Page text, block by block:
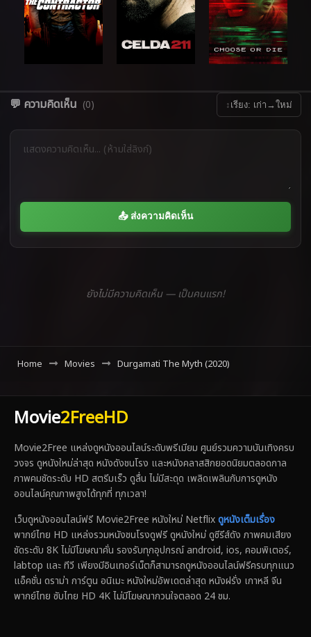
💬 ความคิดเห็น (0) ↕ เรียง: เก่า→ใหม่
📤 ส่งความคิดเห็น
ยังไม่มีความคิดเห็น — เป็นคนแรก!
Home Movies Durgamati The Myth (2020)
Movie2FreeHD
Movie2Free แหล่งดูหนังออนไลน์ระดับพรีเมียม ศูนย์รวมความบันเทิงครบ
วงจร ดูหนังใหม่ล่าสุด หนังดังชนโรง และหนังคลาสสิกยอดนิยมตลอดกาล
ภาพคมชัดระดับ HD สตรีมเร็ว ดูลื่น ไม่มีสะดุด เพลิดเพลินกับการดูหนัง
ออนไลน์คุณภาพสูงได้ทุกที่ ทุกเวลา!
เว็บดูหนังออนไลน์ฟรี Movie2Free หนังใหม่ Netflixดูหนังเต็มเรื่อง
พากย์ไทย HD แหล่งรวมหนังชนโรงดูฟรี ดูหนังใหม่ ดูซีรีส์ดัง ภาพคมเสียง
ชัดระดับ 8K ไม่มีโฆษณาคั่น รองรับทุกอุปกรณ์ android, ios, คอมพิเตอร์,
labtop และ ทีวี เพียงมีอินเทอร์เน็ตก็สามารถดูหนังออนไลน์ฟรีครบทุกแนว
แอ็คชั่น ดราม่า การ์ตูน อนิเมะ หนังใหม่อัพเดตล่าสุด หนังฝรั่ง เกาหลี จีน
พากย์ไทย ซับไทย HD 4K ไม่มีโฆษณากวนใจตลอด 24 ชม.